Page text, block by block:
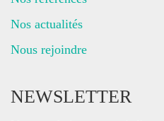
Nos actualités
Nous rejoindre
NEWSLETTER